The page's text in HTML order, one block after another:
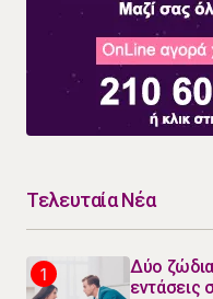
Τελευταία Νέα
Δύο
εντάσεις